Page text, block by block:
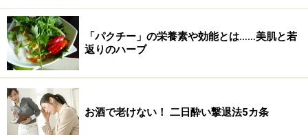
「パクチー」の栄養素や効能とは……美肌と若
返りのハーブ
お酒で老けない！ 二日酔い撃退法5カ条